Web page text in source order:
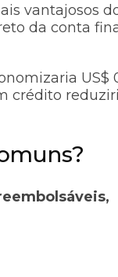
vantajosos
da conta
US$
crédito